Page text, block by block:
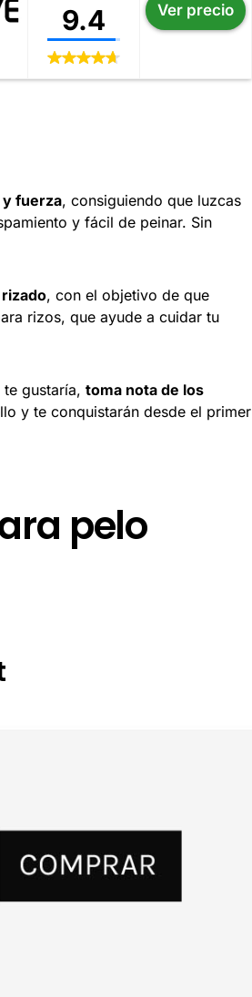
9.4 Ver precio
y fuerza, consiguiendo que luzcas
y fácil de peinar. Sin
, con el objetivo de que
rizos, que ayude a cuidar tu
gustaría, toma nota de los
y te conquistarán desde el primer
pelo